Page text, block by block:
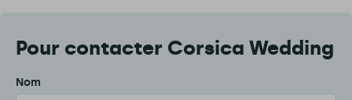
Pour contacter Corsica Wedding
Nom